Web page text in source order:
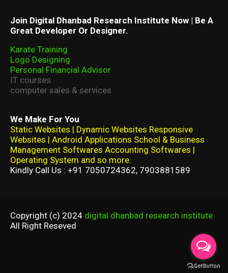
Join Digital Dhanbad Research Institute Now | Be A
Great Developer Or Designer.
Karate Training
Logo Designing
Personal Financial Advisor
IT courses
computer sales & services
We Make For You
Static Websites | Dynamic Websites Responsive
Websites | Android Applications School & Business
Management Softwares Accounting Softwares |
Operating System and so more.
Kindly Call Us : +91 7050724362, 7903881589
Copyright (c) 2024 digital dhanbad research institute
All Right Reseved